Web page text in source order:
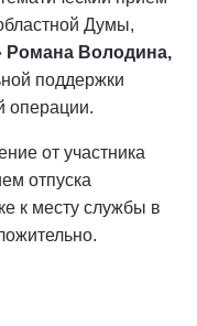
Думы,
Романа Володина,
поддержки
операции.
от участника
отпуска
к месту службы в